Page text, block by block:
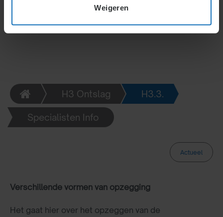
Weigeren
bepalen de geldigheid en voorwaarden.
H3 Ontslag H3.3.
Specialisten Info
Actueel
Verschillende vormen van opzegging
Het gaat hier over het opzeggen van de